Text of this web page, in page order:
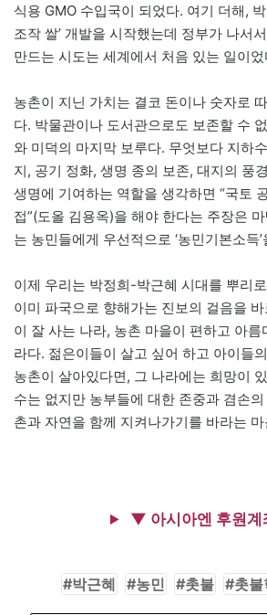
식용 GMO 수입국이 되었다. 여기 더해,
조작 쌀’ 개발을 시작했는데 정부가 나서
만드는 시도는 세계에서 처음 있는 일이었
농촌이 지닌 가치는 결코 돈이나 숫자로
다. 박물관이나 도서관으로도 보존할 수
와 미덕의 마지막 보루다. 무엇보다 지하
지, 공기 정화, 생명 종의 보존, 대지의 풍
생명에 기여하는 역할을 생각하면 “국토
접”(도올 김용옥)을 해야 한다는 주장은
는 농민들에게 우선적으로 ‘농민기본소득
이제 우리는 박정희-박근혜 시대를 뿌리
이미 파국으로 향해가는 진보의 걸음을
이 잘 사는 나라, 농촌 마을이 편하고 아
라다. 젊은이들이 살고 싶어 하고 아이들
농촌이 살아있다면, 그 나라에는 희망이
수는 없지만 농부들에 대한 존중과 겸손
촌과 자연을 함께 지켜나가기를 바라는
▼ 아시아엔 후원
박근혜 농민 촛불 촛불